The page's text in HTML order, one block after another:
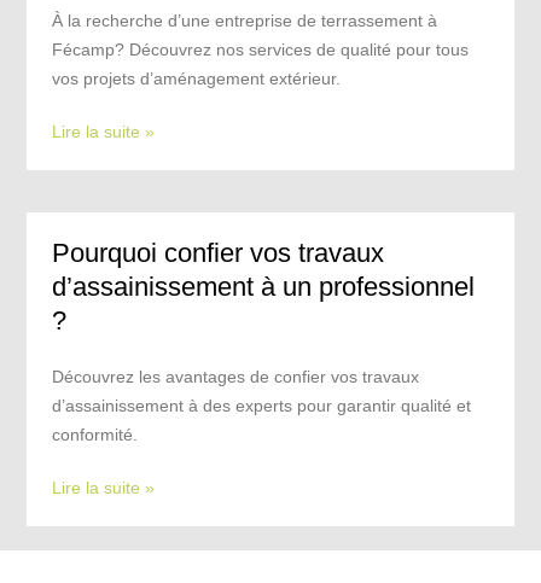
À la recherche d’une entreprise de terrassement à
Fécamp? Découvrez nos services de qualité pour tous
vos projets d’aménagement extérieur.
Lire la suite »
Pourquoi confier vos travaux
d’assainissement à un professionnel
?
Découvrez les avantages de confier vos travaux
d’assainissement à des experts pour garantir qualité et
conformité.
Lire la suite »